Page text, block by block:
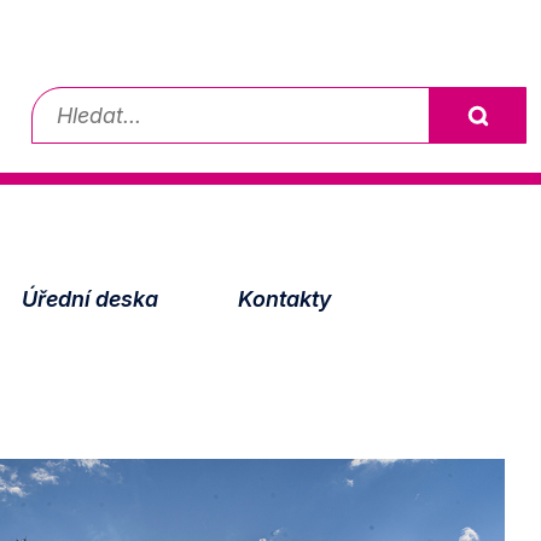
Vyhledávání
Úřední deska Kontakty